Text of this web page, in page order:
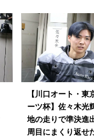
【川口オート・東
ーツ杯】佐々木
地の走りで準決進
周目にまくり返せ